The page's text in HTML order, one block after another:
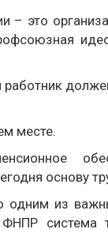
это
месте.
основу
из
система